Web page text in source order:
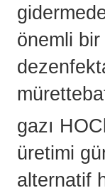
önemli
gazı
üretimi
alternatif